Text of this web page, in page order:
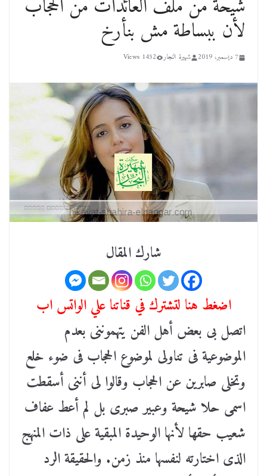
شيحة من ملف العائدات من الحجاب
لأن ببساطة مش بنأرخ
7 ديسمبر، 2019 شهيرة النجار 1452 Views
شارك المقال
اضغط هنا لتشترك في قناتنا علي الواتس اب
اتصل بى بعض أهل الفن يتهموننى بعدم
الموضوعية فى تناولى لموضوع الحجاب فى ضوء خلع
وتخلى صابرين عن الحجاب وقالوا لى أننى أسقطت
اسمى حلا شيحة وعبير صبرى بل لم أعط عفاف
شعيب حقها لأنها الوحيدة المبقية على ذات المنهج
الذى اختارته لنفسها منذ زمن. والحقيقة الرد